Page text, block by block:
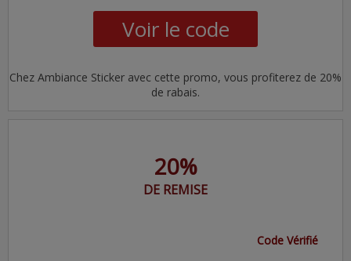
Voir le code
Chez Ambiance Sticker avec cette promo, vous profiterez de 20%
de rabais.
20%
DE REMISE
Code Vérifié